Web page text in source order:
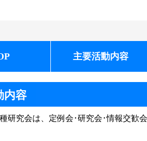
主要活動内容
内容
研究会は、定例会･研究会･情報交歓